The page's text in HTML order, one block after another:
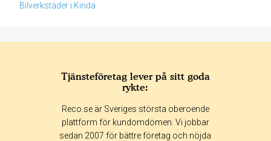
Bilverkstäder i Kinda
365 dagar 90 dagar
30 dagar
Tjänsteföretag lever på sitt goda
rykte:
Reco.se är Sveriges största oberoende
plattform för kundomdömen. Vi jobbar
sedan 2007 för bättre företag och nöjda